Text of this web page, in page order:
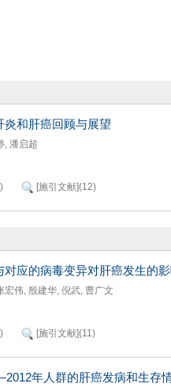
和肝癌回顾与展望
, 潘启超
) [施引文献](12)
应的病毒变异对肝癌发生的
宏伟, 殷建华, 倪武, 曹广文
) [施引文献](11)
年人群的肝癌发病和生存